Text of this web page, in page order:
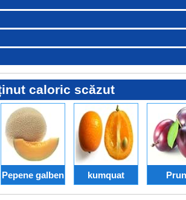
caloric scăzut
Pepene galben kumquat